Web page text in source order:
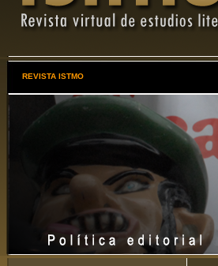
REVISTA ISTMO